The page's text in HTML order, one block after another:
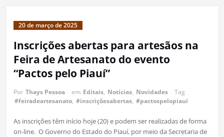
20 de março de 2025
Inscrições abertas para artesãos na
Feira de Artesanato do evento
“Pactos pelo Piauí”
Por Thays Pessoa em Editais, Notícias, Novidades
Tag
#feiradeartesanato, #inscriçõesabertas, #pactospelopiauí
As inscrições têm início hoje (20) e podem ser realizadas de forma
on-line. O Governo do Estado do Piauí, por meio da Secretaria de